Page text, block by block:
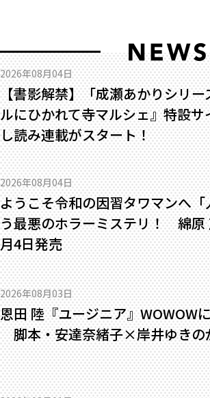
2026年08月04日
【書影解禁】「成瀬あかりシリ
ルにひかれて寺マルシェ』特設
し読み連載がスタート！
2026年08月04日
ようこそ令和の因習タワマンへ――
う最悪のホラーミステリ！ 綿原
月4日発売
2026年08月03日
恩田 陸『ユージニア』WOWOW
脚本・安達奈緒子×岸井ゆきの